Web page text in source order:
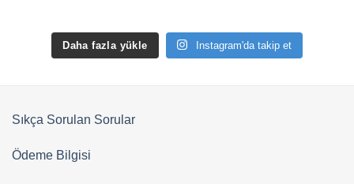
Daha fazla yükle Instagram'da takip et
Sıkça Sorulan Sorular
Ödeme Bilgisi